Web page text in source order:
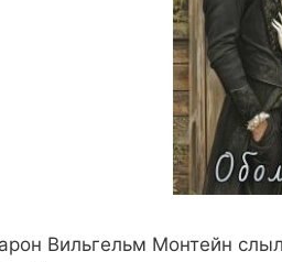
Вильгельм Монтейн